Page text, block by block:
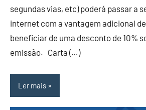
segundas vias, etc) poderá passar a
internet com a vantagem adicional
beneficiar de uma desconto de 10%
emissão. Carta (…)
Ler mais